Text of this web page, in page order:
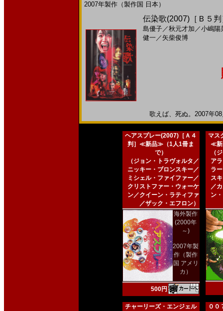
2007年製作（製作国 日本）
伝染歌(2007)［Ｂ５判
島優子／秋元才加 ／小嶋陽
健一 ／ 矢柴俊博
歌えば、死ぬ。2007年
ヘアスプレー(2007)［Ａ４
判］≪新品≫（1人1冊ま
で）
（ジョン・トラヴォルタ／
ニッキー・ブロンスキー／
ミシェル・ファイファー／
クリストファー・ウォーケ
ン／クイーン・ラティファ
／ザック・エフロン）
海外製作
(2000年
～)
2007年製
作（製作
国 アメリ
カ）
500円
マス
≪新
（
ア
ラ
ス
／
ン
チャーリーズ・エンジェル
００